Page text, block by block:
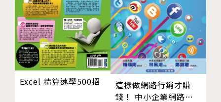
Excel 精算速學500招
這樣做網路行銷才賺
錢！ 中小企業網路行